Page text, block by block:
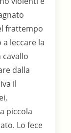
frattempo
leccare la
cavallo
dalla
il
piccola
Lo fece